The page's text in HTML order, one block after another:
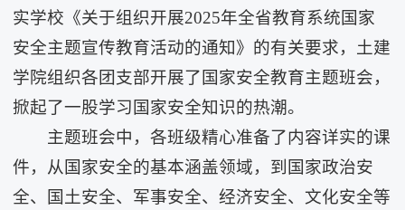
实学校《关于组织开展2025年全省教育系统国家
安全主题宣传教育活动的通知》的有关要求，土建
学院组织各团支部开展了国家安全教育主题班会，
掀起了一股学习国家安全知识的热潮。
主题班会中，各班级精心准备了内容详实的课
件，从国家安全的基本涵盖领域，到国家政治安
全、国土安全、军事安全、经济安全、文化安全等